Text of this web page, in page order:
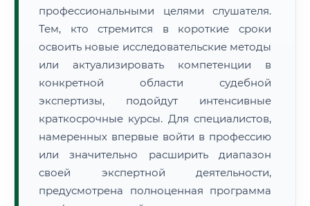
профессиональными целями слушателя.
Тем, кто стремится в короткие сроки
освоить новые исследовательские методы
или актуализировать компетенции в
конкретной области судебной
экспертизы, подойдут интенсивные
краткосрочные курсы. Для специалистов,
намеренных впервые войти в профессию
или значительно расширить диапазон
своей экспертной деятельности,
предусмотрена полноценная программа